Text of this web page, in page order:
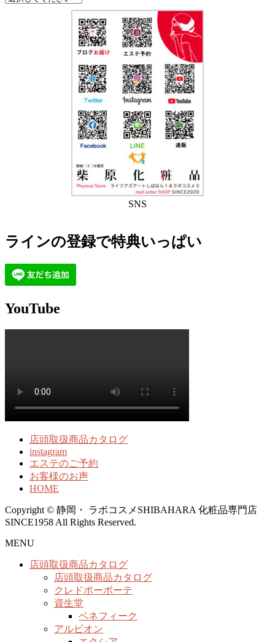
SNS
ラインの登録で特典いっぱい
YouTube
店頭取扱商品カタログ
instagram
エステのご予約
お客様のお声
HOME
Copyright © 静岡・ ラボコスメSHIBAHARA 化粧品専門店
SINCE1958 All Rights Reserved.
MENU
店頭取扱商品カタログ
店頭取扱商品カタログ
クレドポーボーテ
資生堂
ベネフィーク
アルビオン